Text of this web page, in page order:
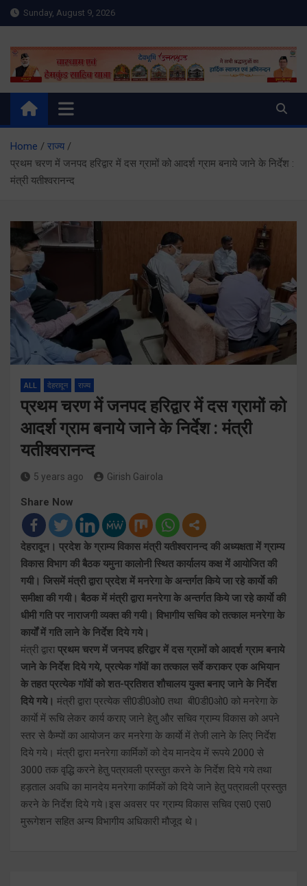
Skip
to
Sunday, August 9, 2026
Meru Raibar | Uttarakhand
News | Uttarkashi News
meruraibar.com
Home
राज्य
प्रथम चरण में जनपद हरिद्वार में दस ग्रामों को आदर्श ग्राम बनाये जाने के निर्देश :
मंत्री यतीश्वरानन्द
ALL देहरादून राज्य
प्रथम चरण में जनपद हरिद्वार में दस ग्रामों को
आदर्श ग्राम बनाये जाने के निर्देश : मंत्री
यतीश्वरानन्द
5 years ago Girish Gairola
Share Now
देहरादून। प्रदेश के ग्राम्य विकास मंत्री यतीश्वरानन्द की अध्यक्षता में ग्राम्य
विकास विभाग की बैठक यमुना कालोनी स्थित कार्यालय कक्ष में आयोजित की
गयी। जिसमें मंत्री द्वारा प्रदेश में मनरेगा के अन्तर्गत किये जा रहे कार्याे की
समीक्षा की गयी। बैठक में मंत्री द्वारा मनरेगा के अन्तर्गत किये जा रहे कार्याे की
धीमी गति पर नाराजगी व्यक्त की गयी। विभागीय सचिव को तत्काल मनरेगा के
कार्यों में गति लाने के निर्देश दिये गये।
मंत्री द्वाराप्रथम चरण में जनपद हरिद्वार में दस ग्रामों को आदर्श ग्राम बनाये
जाने के निर्देश दिये गये, प्रत्येक गॉवों का तत्काल सर्वे कराकर एक अभियान
के तहत प्रत्येक गॉवों को शत-प्रतिशत शौचालय युक्त बनाए जाने के निर्देश
दिये गये। मंत्री द्वारा प्रत्येक सी0डी0ओ0 तथा बी0डी0ओ0 को मनरेगा के
कार्याे में रूचि लेकर कार्य कराए जाने हेतु और सचिव ग्राम्य विकास को अपने
स्तर से कैम्पों का आयोजन कर मनरेगा के कार्याे में तेजी लाने के लिए निर्देश
दिये गये। मंत्री द्वारा मनरेगा कार्मिकों को देय मानदेय में रूपये 2000 से
3000 तक वृद्धि करने हेतु पत्रावली प्रस्तुत करने के निर्देश दिये गये तथा
हड़ताल अवधि का मानदेय मनरेगा कार्मिकों को दिये जाने हेतु पत्रावली प्रस्तुत
करने के निर्देश दिये गये।इस अवसर पर ग्राम्य विकास सचिव एस0 एस0
मुरूगेशन सहित अन्य विभागीय अधिकारी मौजूद थे।